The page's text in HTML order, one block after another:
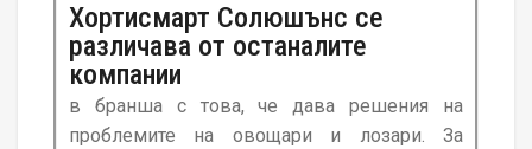
Хортисмарт Солюшънс се
различава от останалите
компании
в бранша с това, че дава решения на
проблемите на овощари и лозари. За